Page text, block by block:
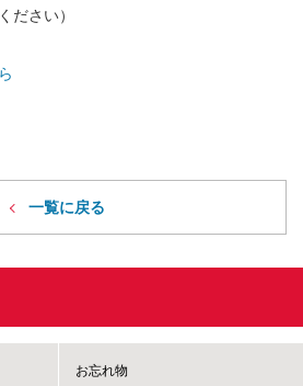
ださい）
一覧に戻る
お忘れ物